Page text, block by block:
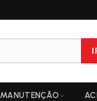
MANUTENÇÃO